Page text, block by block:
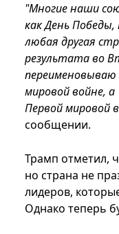
"Многие наши
как День
любая другая
результата во
мировой войне,
Первой мировой
сообщении.
Трамп отметил,
но страна не
лидеров,
Однако теперь